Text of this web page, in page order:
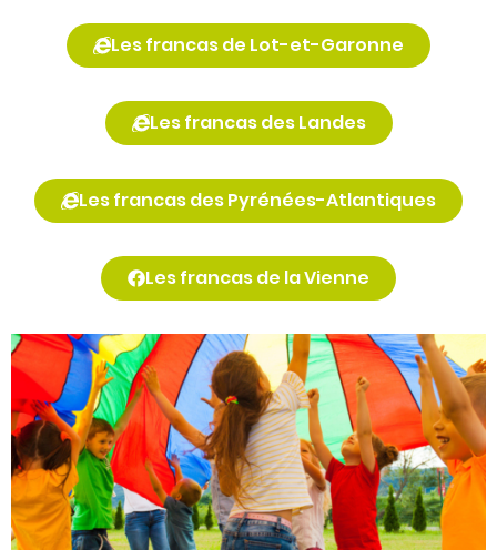
Les francas de Lot-et-Garonne
Les francas des Landes
Les francas des Pyrénées-Atlantiques
Les francas de la Vienne